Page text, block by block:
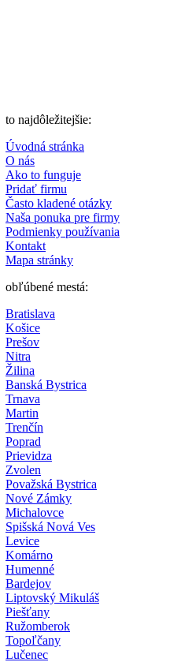
to najdôležitejšie:
Úvodná stránka
O nás
Ako to funguje
Pridať firmu
Často kladené otázky
Naša ponuka pre firmy
Podmienky používania
Kontakt
Mapa stránky
obľúbené mestá:
Bratislava
Košice
Prešov
Nitra
Žilina
Banská Bystrica
Trnava
Martin
Trenčín
Poprad
Prievidza
Zvolen
Považská Bystrica
Nové Zámky
Michalovce
Spišská Nová Ves
Levice
Komárno
Humenné
Bardejov
Liptovský Mikuláš
Piešťany
Ružomberok
Topoľčany
Lučenec